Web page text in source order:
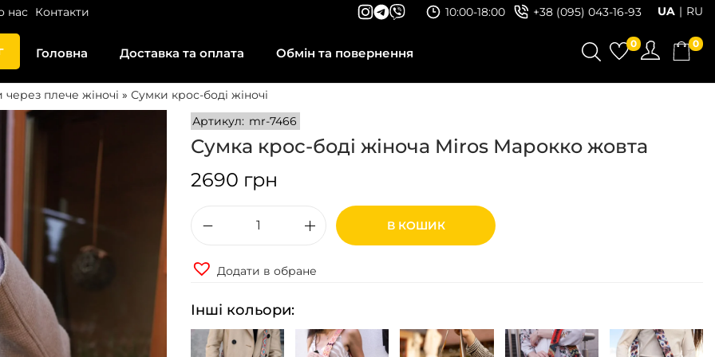
нас Контакти 10:00-18:00 +38 (095) 043-16-93 UA RU
Головна Доставка та оплата Обмін та повернення
0 0
плече жіночі » Сумки крос-боді жіночі
Артикул: mr-7466
Сумка крос-боді жіноча Miros Марокко жовта
2690 грн
к
В КОШИК
Додати в обране
Інші кольори: